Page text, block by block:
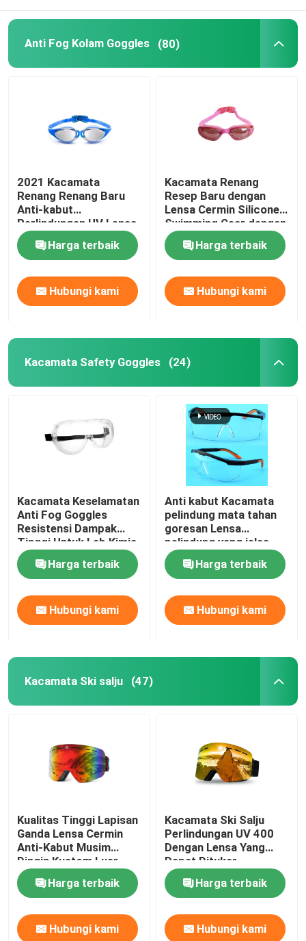
Lensa Anti Kabut
Kacamata Selam Anti Kabut
Snorkeling Selam Scuba
Anti Fog Kolam Goggles (80)
2021 Kacamata
Renang Renang Baru
Anti-kabut
Perlindungan UV Lensa
yang Dapat Disesuaikan
untuk Pria Wanita
Harga terbaik
Hubungi kami
Kacamata Renang
Resep Baru dengan
Lensa Cermin Silicone
Swimming Gear dengan
Adjustable Fit Anti-Fog
dan UV Protection
Harga terbaik
Hubungi kami
Kacamata Safety Goggles (24)
Kacamata Keselamatan
Anti Fog Goggles
Resistensi Dampak
Tinggi Untuk Lab Kimia
Harga terbaik
Hubungi kami
Anti kabut Kacamata
pelindung mata tahan
goresan Lensa
pelindung yang jelas
Kacamata pengaman
dan pegangan anti slip
Kacamata laboratorium
Harga terbaik
Hubungi kami
Kacamata Ski salju (47)
Kualitas Tinggi Lapisan
Ganda Lensa Cermin
Anti-Kabut Musim
Dingin Kustom Luar
Ruangan Salju Olahraga
Snowboard Olahraga
Kacamata Kacamata
Ski
Harga terbaik
Hubungi kami
Kacamata Ski Salju
Perlindungan UV 400
Dengan Lensa Yang
Dapat Ditukar
Harga terbaik
Hubungi kami